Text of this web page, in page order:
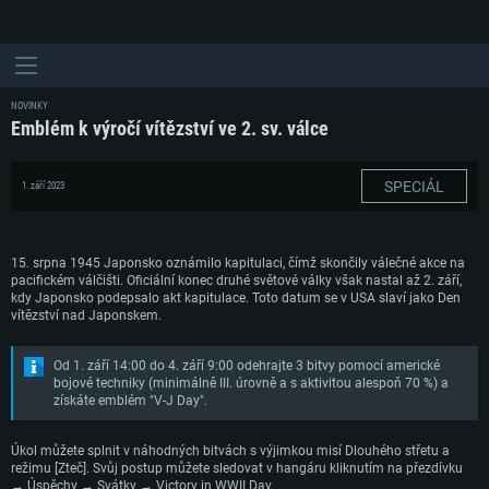
NOVINKY
Emblém k výročí vítězství ve 2. sv. válce
1. září 2023 SPECIÁL
15. srpna 1945 Japonsko oznámilo kapitulaci, čímž skončily válečné akce na
pacifickém válčišti. Oficiální konec druhé světové války však nastal až 2. září,
kdy Japonsko podepsalo akt kapitulace. Toto datum se v USA slaví jako Den
vítězství nad Japonskem.
Od 1. září 14:00 do 4. září 9:00 odehrajte 3 bitvy pomocí americké
bojové techniky (minimálně III. úrovně a s aktivitou alespoň 70 %) a
získáte emblém "V-J Day".
Úkol můžete splnit v náhodných bitvách s výjimkou misí Dlouhého střetu a
režimu [Zteč]. Svůj postup můžete sledovat v hangáru kliknutím na přezdívku
→ Úspěchy → Svátky → Victory in WWII Day.